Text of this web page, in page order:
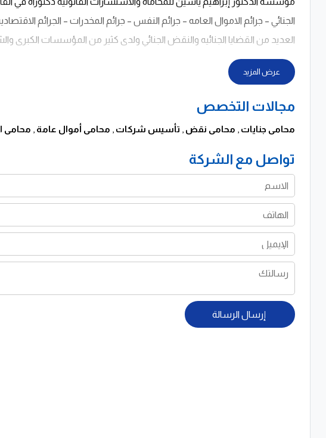
الجنائي – جرائم الاموال العامه – جرائم النفس – جرائم المخدرات – الجرائم
العديد من القضايا الجنائيه والنقض الجنائي ولدى كثير من المؤسسات الكبرى
عرض المزيد
مجالات التخصص
محامى جنايات , محامى نقض , تأسيس شركات , محامى أموال عامة , محامى
تواصل مع الشركة
إرسال الرسالة